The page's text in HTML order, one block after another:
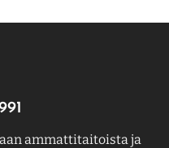
ammattitaitoista ja